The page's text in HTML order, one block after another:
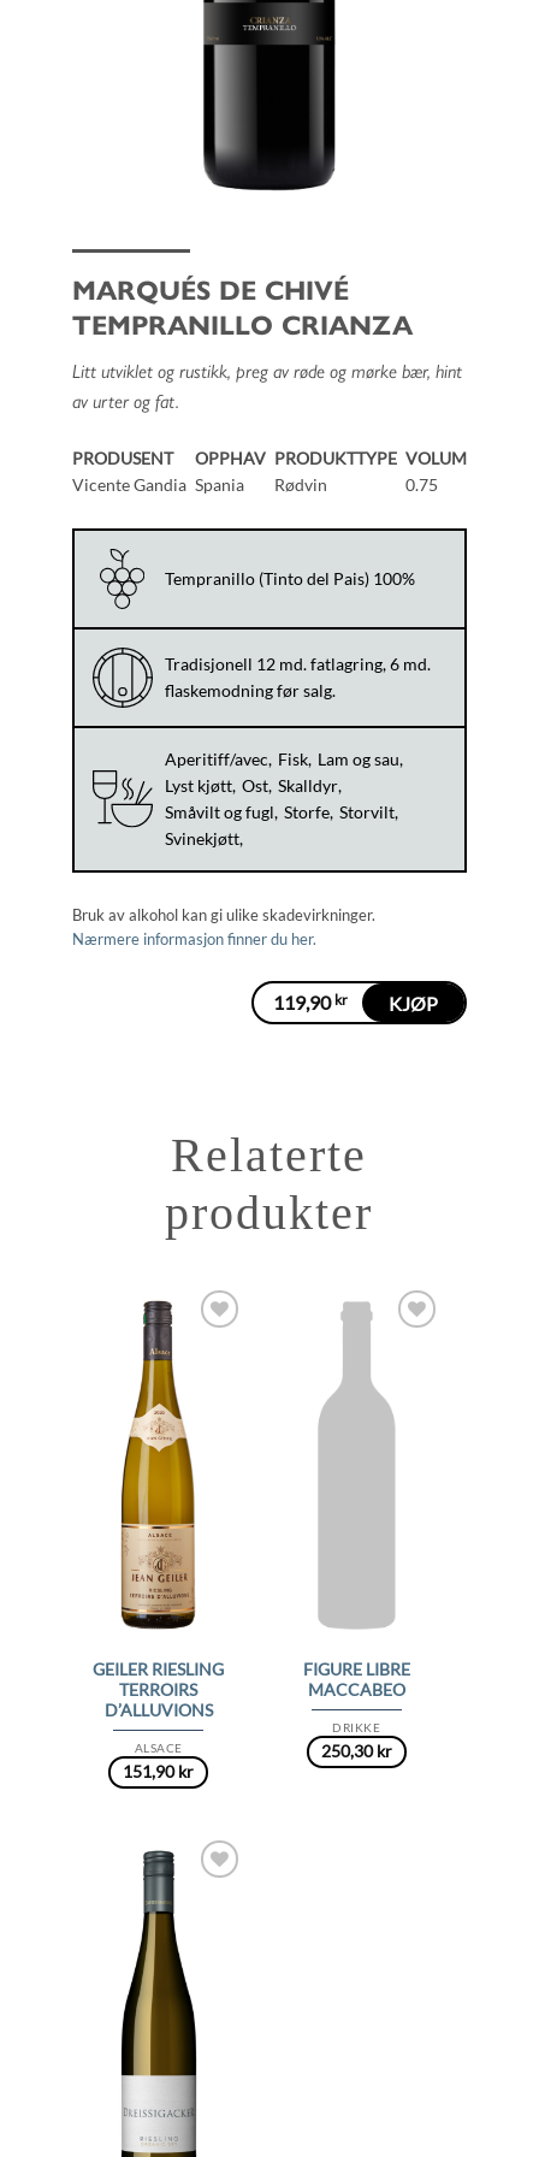
MARQUÉS DE CHIVÉ
TEMPRANILLO CRIANZA
Litt utviklet og rustikk, preg av røde og mørke bær, hint
av urter og fat.
PRODUSENT
Vicente Gandia
OPPHAV
Spania
PRODUKTTYPE
Rødvin
VOLUM
0.75
Tempranillo (Tinto del Pais) 100%
Tradisjonell 12 md. fatlagring, 6 md.
flaskemodning før salg.
Aperitiff/avec Fisk Lam og sau
Lyst kjøtt Ost Skalldyr
Småvilt og fugl Storfe Storvilt
Svinekjøtt
Bruk av alkohol kan gi ulike skadevirkninger.
Nærmere informasjon finner du her.
119,90 kr KJØP
Relaterte
produkter
ALSACE
GEILER RIESLING
TERROIRS
D’ALLUVIONS
151,90kr
DRIKKE
FIGURE LIBRE
MACCABEO
250,30kr